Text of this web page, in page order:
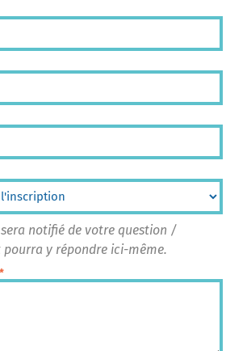
notifié de votre question /
y répondre ici-même.
*